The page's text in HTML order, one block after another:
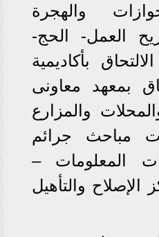
والهجرة
العمل- الحج-
بأكاديمية
بمعهد معاونى
والمزارع
مباحث جرائم
المعلومات –
الإصلاح والتأهيل